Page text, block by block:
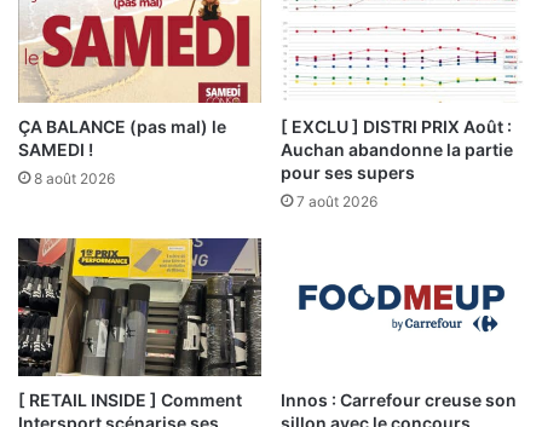
ÇA BALANCE (pas mal) le
SAMEDI !
8 août 2026
[ EXCLU ] DISTRI PRIX Août :
Auchan abandonne la partie
pour ses supers
7 août 2026
[ RETAIL INSIDE ] Comment
Intersport scénarise ses
Innos : Carrefour creuse son
sillon avec le concours